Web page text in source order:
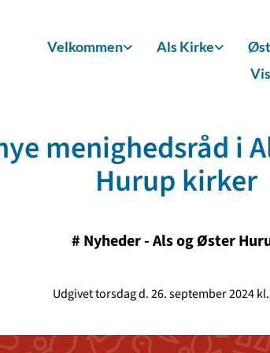
Velkommen Als Kirke
menighedsråd i
Hurup kirker
# Nyheder - Als og Øster
Udgivet torsdag d. 26. september 2024